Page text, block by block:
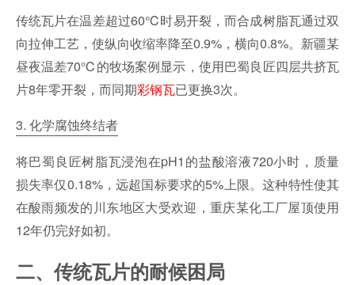
传统瓦片在温差超过60℃时易开裂，而合成树脂瓦通过双
向拉伸工艺，使纵向收缩率降至0.9%，横向0.8%。新疆某
昼夜温差70℃的牧场案例显示，使用巴蜀良匠四层共挤瓦
片8年零开裂，而同期彩钢瓦已更换3次。
3. 化学腐蚀终结者
将巴蜀良匠树脂瓦浸泡在pH1的盐酸溶液720小时，质量
损失率仅0.18%，远超国标要求的5%上限。这种特性使其
在酸雨频发的川东地区大受欢迎，重庆某化工厂屋顶使用
12年仍完好如初。
二、传统瓦片的耐候困局